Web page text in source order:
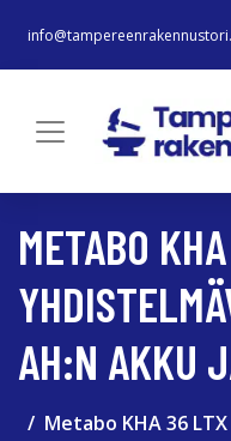
METABO
AH:N AKKU
Metabo KHA 36